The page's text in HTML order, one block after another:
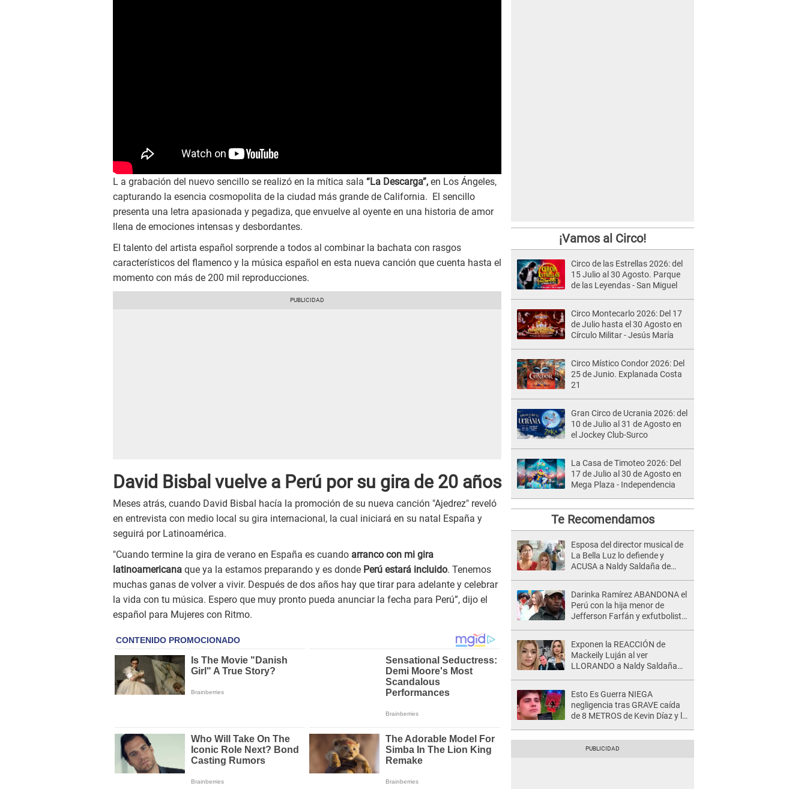
L a grabación del nuevo sencillo se realizó en la mítica sala “La Descarga”, en Los Ángeles,
capturando la esencia cosmopolita de la ciudad más grande de California. El sencillo
presenta una letra apasionada y pegadiza, que envuelve al oyente en una historia de amor
llena de emociones intensas y desbordantes.
El talento del artista español sorprende a todos al combinar la bachata con rasgos
característicos del flamenco y la música español en esta nueva canción que cuenta hasta el
momento con más de 200 mil reproducciones.
David Bisbal vuelve a Perú por su gira de 20 años
Meses atrás, cuando David Bisbal hacía la promoción de su nueva canción "Ajedrez" reveló
en entrevista con medio local su gira internacional, la cual iniciará en su natal España y
seguirá por Latinoamérica.
"Cuando termine la gira de verano en España es cuando arranco con mi gira
latinoamericana que ya la estamos preparando y es donde Perú estará incluido. Tenemos
muchas ganas de volver a vivir. Después de dos años hay que tirar para adelante y celebrar
la vida con tu música. Espero que muy pronto pueda anunciar la fecha para Perú”, dijo el
español para Mujeres con Ritmo.
¡Vamos al Circo!
Circo de las Estrellas 2026: del
15 Julio al 30 Agosto. Parque
de las Leyendas - San Miguel
Circo Montecarlo 2026: Del 17
de Julio hasta el 30 Agosto en
Círculo Militar - Jesús María
Circo Místico Condor 2026: Del
25 de Junio. Explanada Costa
21
Gran Circo de Ucrania 2026: del
10 de Julio al 31 de Agosto en
el Jockey Club-Surco
La Casa de Timoteo 2026: Del
17 de Julio al 30 de Agosto en
Mega Plaza - Independencia
Te Recomendamos
Esposa del director musical de
La Bella Luz lo defiende y
ACUSA a Naldy Saldaña de
Darinka Ramírez ABANDONA el
Perú con la hija menor de
Jefferson Farfán y exfutbolista
Exponen la REACCIÓN de
Mackeily Luján al ver
LLORANDO a Naldy Saldaña
Esto Es Guerra NIEGA
negligencia tras GRAVE caída
de 8 METROS de Kevin Díaz y lo